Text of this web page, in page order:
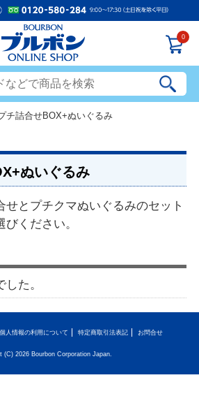
0
チ詰合せBOX+ぬいぐるみ
ぬいぐるみ
せとプチクマぬいぐるみのセット
ください。
た。
個人情報の利用について 特定商取引法表記 お問合せ
(C) 2026 Bourbon Corporation Japan.